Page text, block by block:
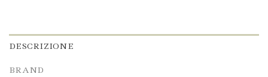
DESCRIZIONE
BRAND